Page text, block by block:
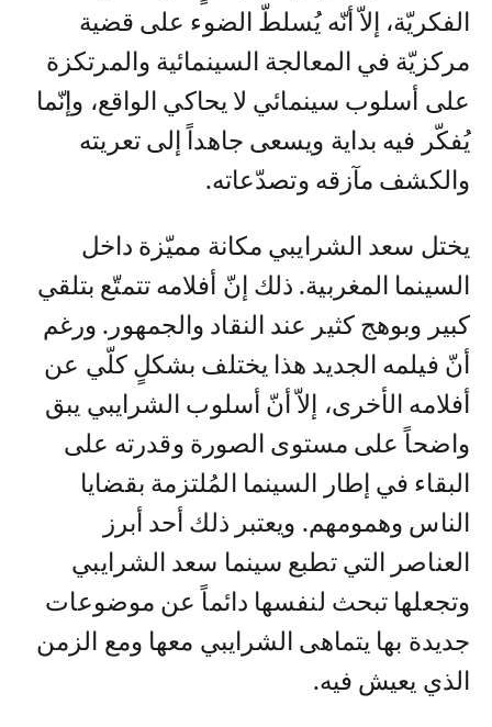
الفكريّة، إلاّ أنّه يُسلطّ الضوء على قضية
مركزيّة في المعالجة السينمائية والمرتكزة
على أسلوب سينمائي لا يحاكي الواقع، وإنّما
يُفكّر فيه بداية ويسعى جاهداً إلى تعريته
والكشف مآزقه وتصدّعاته.
يختل سعد الشرايبي مكانة مميّزة داخل
السينما المغربية. ذلك إنّ أفلامه تتمتّع بتلقي
كبير وبوهج كثير عند النقاد والجمهور. ورغم
أنّ فيلمه الجديد هذا يختلف بشكلٍ كلّي عن
أفلامه الأخرى، إلاّ أنّ أسلوب الشرايبي يبق
واضحاً على مستوى الصورة وقدرته على
البقاء في إطار السينما المُلتزمة بقضايا
الناس وهمومهم. ويعتبر ذلك أحد أبرز
العناصر التي تطبع سينما سعد الشرايبي
وتجعلها تبحث لنفسها دائماً عن موضوعات
جديدة بها يتماهى الشرايبي معها ومع الزمن
الذي يعيش فيه.